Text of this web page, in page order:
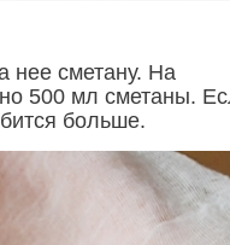
нее сметану. На
500 мл сметаны.
больше.